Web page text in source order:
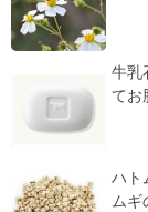
牛乳
てお
ハト
ムギ